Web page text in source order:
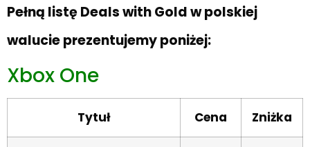
Pełną listę Deals with Gold w polskiej
walucie prezentujemy poniżej:
Xbox One
Tytuł Cena Zniżka